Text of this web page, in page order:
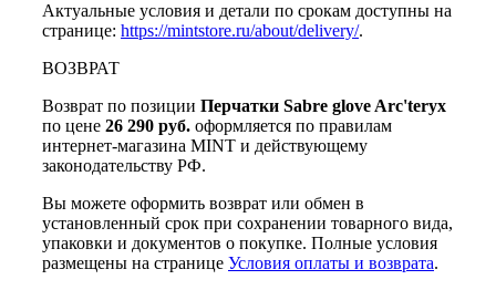
Актуальные условия и детали по срокам доступны на
странице: https://mintstore.ru/about/delivery/.
ВОЗВРАТ
Возврат по позиции Перчатки Sabre glove Arc'teryx
по цене 26 290 руб. оформляется по правилам
интернет-магазина MINT и действующему
законодательству РФ.
Вы можете оформить возврат или обмен в
установленный срок при сохранении товарного вида,
упаковки и документов о покупке. Полные условия
размещены на странице Условия оплаты и возврата.